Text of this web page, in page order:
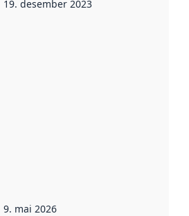
19. desember 2023
9. mai 2026